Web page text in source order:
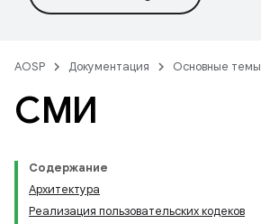
AOSP Документация Основные темы
СМИ
Содержание
Архитектура
Реализация пользовательских кодеков